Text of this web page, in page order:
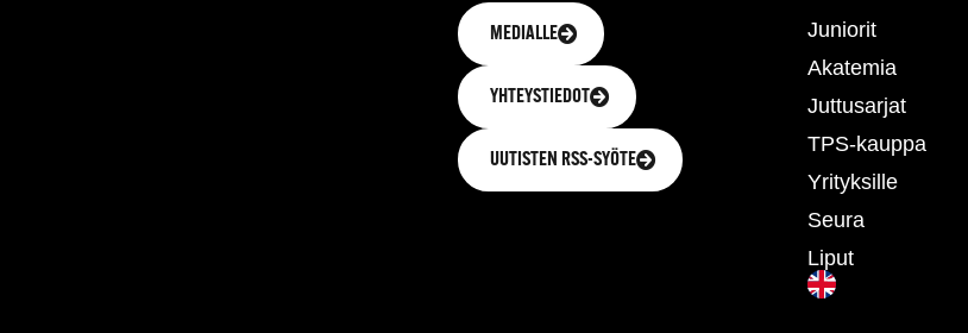
MEDIALLE
YHTEYSTIEDOT
UUTISTEN RSS-SYÖTE
Juniorit
Akatemia
Juttusarjat
TPS-kauppa
Yrityksille
Seura
Liput